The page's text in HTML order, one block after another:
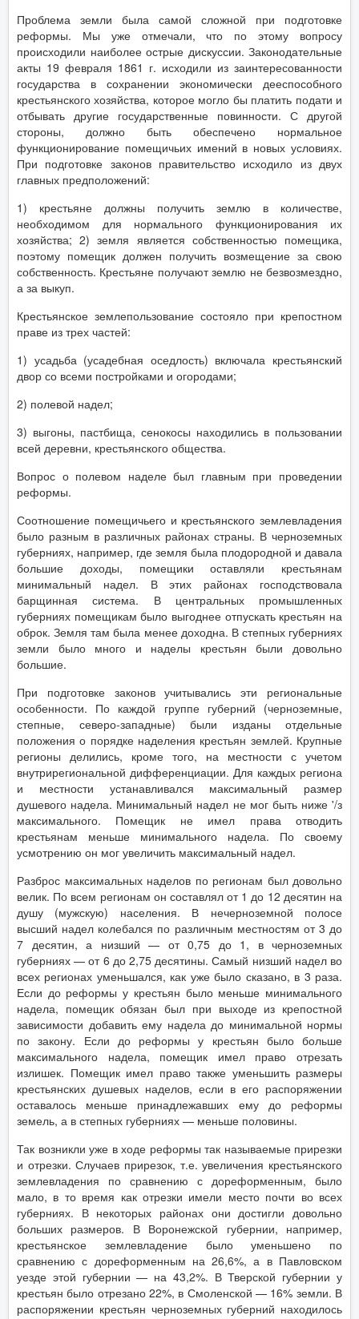
Проблема земли была самой сложной при подготовке
реформы. Мы уже отмечали, что по этому вопросу
происходили наиболее острые дискуссии. Законодательные
акты 19 февраля 1861 г. исходили из заинтересованности
государства в сохранении экономически дееспособного
крестьянского хозяйства, которое могло бы платить подати и
отбывать другие государственные повинности. С другой
стороны, должно быть обеспечено нормальное
функционирование помещичьих имений в новых условиях.
При подготовке законов правительство исходило из двух
главных предположений:
1) крестьяне должны получить землю в количестве,
необходимом для нормального функционирования их
хозяйства; 2) земля является собственностью помещика,
поэтому помещик должен получить возмещение за свою
собственность. Крестьяне получают землю не безвозмездно,
а за выкуп.
Крестьянское землепользование состояло при крепостном
праве из трех частей:
1) усадьба (усадебная оседлость) включала крестьянский
двор со всеми постройками и огородами;
2) полевой надел;
3) выгоны, пастбища, сенокосы находились в пользовании
всей деревни, крестьянского общества.
Вопрос о полевом наделе был главным при проведении
реформы.
Соотношение помещичьего и крестьянского землевладения
было разным в различных районах страны. В черноземных
губерниях, например, где земля была плодородной и давала
большие доходы, помещики оставляли крестьянам
минимальный надел. В этих районах господствовала
барщинная система. В центральных промышленных
губерниях помещикам было выгоднее отпускать крестьян на
оброк. Земля там была менее доходна. В степных губерниях
земли было много и наделы крестьян были довольно
большие.
При подготовке законов учитывались эти региональные
особенности. По каждой группе губерний (черноземные,
степные, северо-западные) были изданы отдельные
положения о порядке наделения крестьян землей. Крупные
регионы делились, кроме того, на местности с учетом
внутрирегиональной дифференциации. Для каждых региона
и местности устанавливался максимальный размер
душевого надела. Минимальный надел не мог быть ниже '/з
максимального. Помещик не имел права отводить
крестьянам меньше минимального надела. По своему
усмотрению он мог увеличить максимальный надел.
Разброс максимальных наделов по регионам был довольно
велик. По всем регионам он составлял от 1 до 12 десятин на
душу (мужскую) населения. В нечерноземной полосе
высший надел колебался по различным местностям от 3 до
7 десятин, а низший — от 0,75 до 1, в черноземных
губерниях — от 6 до 2,75 десятины. Самый низший надел во
всех регионах уменьшался, как уже было сказано, в 3 раза.
Если до реформы у крестьян было меньше минимального
надела, помещик обязан был при выходе из крепостной
зависимости добавить ему надела до минимальной нормы
по закону. Если до реформы у крестьян было больше
максимального надела, помещик имел право отрезать
излишек. Помещик имел право также уменьшить размеры
крестьянских душевых наделов, если в его распоряжении
оставалось меньше принадлежавших ему до реформы
земель, а в степных губерниях — меньше половины.
Так возникли уже в ходе реформы так называемые прирезки
и отрезки. Случаев прирезок, т.е. увеличения крестьянского
землевладения по сравнению с дореформенным, было
мало, в то время как отрезки имели место почти во всех
губерниях. В некоторых районах они достигли довольно
больших размеров. В Воронежской губернии, например,
крестьянское землевладение было уменьшено по
сравнению с дореформенным на 26,6%, а в Павловском
уезде этой губернии — на 43,2%. В Тверской губернии у
крестьян было отрезано 22%, в Смоленской — 16% земли. В
распоряжении крестьян черноземных губерний находилось